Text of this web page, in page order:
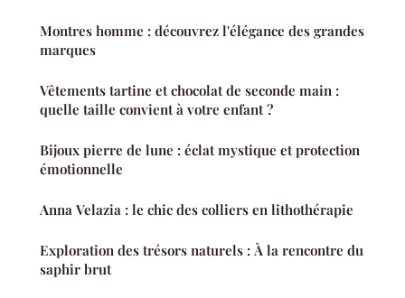
Montres homme : découvrez l'élégance des grandes
marques
Vêtements tartine et chocolat de seconde main :
quelle taille convient à votre enfant ?
Bijoux pierre de lune : éclat mystique et protection
émotionnelle
Anna Velazia : le chic des colliers en lithothérapie
Exploration des trésors naturels : À la rencontre du
saphir brut